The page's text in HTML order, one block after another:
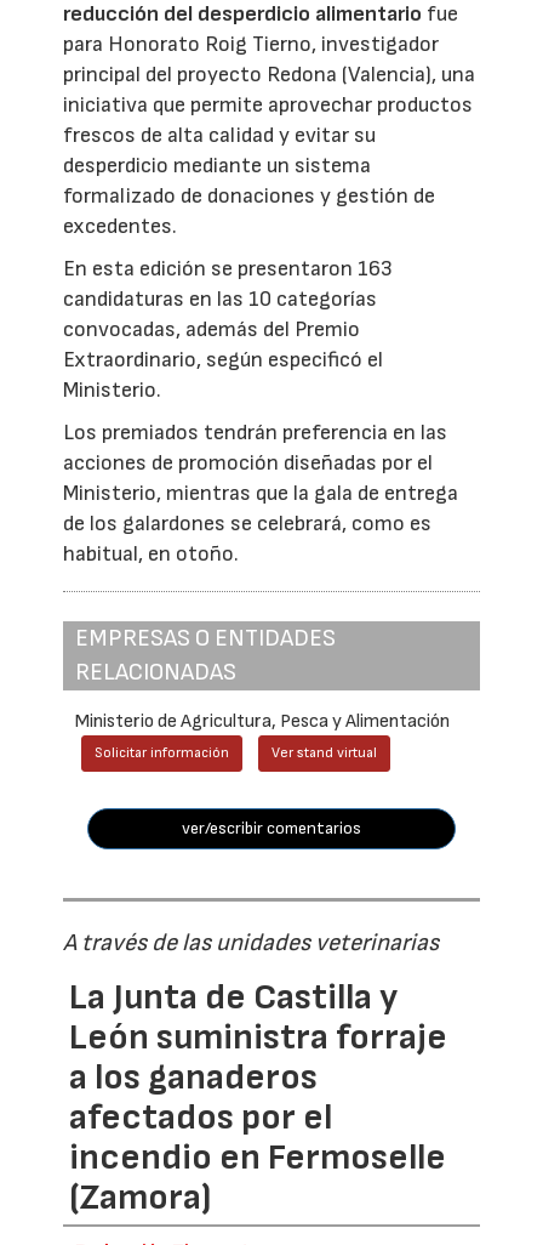
reducción del desperdicio alimentario fue
para Honorato Roig Tierno, investigador
principal del proyecto Redona (Valencia), una
iniciativa que permite aprovechar productos
frescos de alta calidad y evitar su
desperdicio mediante un sistema
formalizado de donaciones y gestión de
excedentes.
En esta edición se presentaron 163
candidaturas en las 10 categorías
convocadas, además del Premio
Extraordinario, según especificó el
Ministerio.
Los premiados tendrán preferencia en las
acciones de promoción diseñadas por el
Ministerio, mientras que la gala de entrega
de los galardones se celebrará, como es
habitual, en otoño.
EMPRESAS O ENTIDADES
RELACIONADAS
Ministerio de Agricultura, Pesca y Alimentación
Solicitar información Ver stand virtual
ver/escribir comentarios
A través de las unidades veterinarias
La Junta de Castilla y
León suministra forraje
a los ganaderos
afectados por el
incendio en Fermoselle
(Zamora)